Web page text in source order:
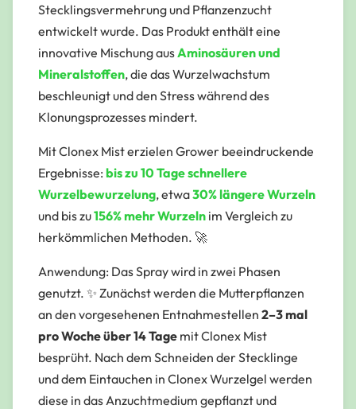
Stecklingsvermehrung und Pflanzenzucht
entwickelt wurde. Das Produkt enthält eine
innovative Mischung ausAminosäuren und
Mineralstoffen, die das Wurzelwachstum
beschleunigt und den Stress während des
Klonungsprozesses mindert.
Mit Clonex Mist erzielen Grower beeindruckende
Ergebnisse: bis zu 10 Tage schnellere
Wurzelbewurzelung, etwa30% längere Wurzeln
und bis zu156% mehr Wurzeln im Vergleich zu
herkömmlichen Methoden. 🚀
Anwendung: Das Spray wird in zwei Phasen
genutzt. ✨ Zunächst werden die Mutterpflanzen
an den vorgesehenen Entnahmestellen 2–3 mal
pro Woche über 14 Tage mit Clonex Mist
besprüht. Nach dem Schneiden der Stecklinge
und dem Eintauchen in Clonex Wurzelgel werden
diese in das Anzuchtmedium gepflanzt und